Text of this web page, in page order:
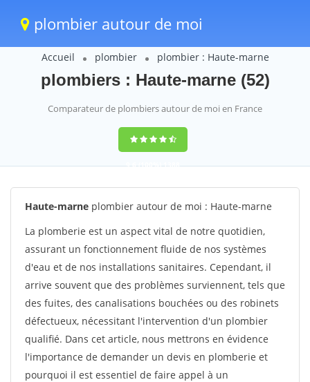
plombier autour de moi
Accueil plombier plombier : Haute-marne
plombiers : Haute-marne (52)
Comparateur de plombiers autour de moi en France
9,6(100%)1388
votes
Haute-marne plombier autour de moi : Haute-marne
La plomberie est un aspect vital de notre quotidien,
assurant un fonctionnement fluide de nos systèmes
d'eau et de nos installations sanitaires. Cependant, il
arrive souvent que des problèmes surviennent, tels que
des fuites, des canalisations bouchées ou des robinets
défectueux, nécessitant l'intervention d'un plombier
qualifié. Dans cet article, nous mettrons en évidence
l'importance de demander un devis en plomberie et
pourquoi il est essentiel de faire appel à un